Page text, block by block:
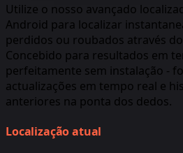
Utilize o nosso avançado
Android para localizar
perdidos ou roubados através
Concebido para resultados em
perfeitamente sem instalação -
actualizações em tempo real e
anteriores na ponta dos dedos.
Localização atual